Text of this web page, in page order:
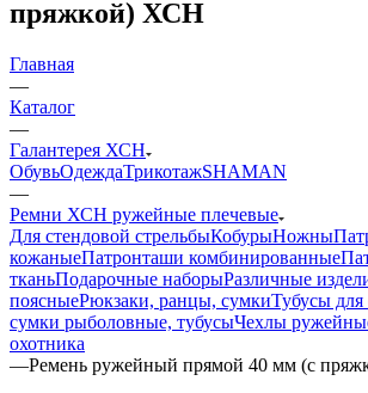
пряжкой) ХСН
Главная
—
Каталог
—
Галантерея ХСН
ОбувьОдеждаТрикотажSHAMAN
—
Ремни ХСН ружейные плечевые
Для стендовой стрельбыКобурыНожны
кожаныеПатронташи комбинированные
тканьПодарочные наборыРазличные
поясныеРюкзаки, ранцы, сумкиТубусы для
сумки рыболовные, тубусыЧехлы
охотника
—Ремень ружейный прямой 40 мм (с